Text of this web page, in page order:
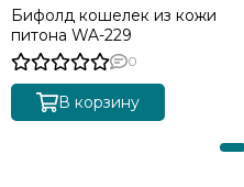
Бифолд кошелек из кожи
питона WA-229
0
В корзину